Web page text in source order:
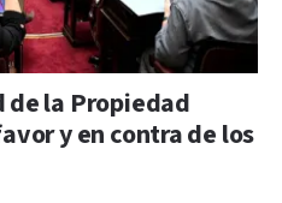
la Propiedad
y en contra de los